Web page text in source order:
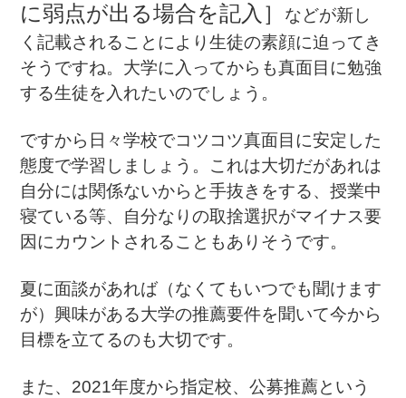
に弱点が出る場合を記入］
などが新し
く記載されることにより生徒の素顔に迫ってき
そうですね。大学に入ってからも真面目に勉強
する生徒を入れたいのでしょう。
ですから日々学校でコツコツ真面目に安定した
態度で学習しましょう。これは大切だがあれは
自分には関係ないからと手抜きをする、授業中
寝ている等、自分なりの取捨選択がマイナス要
因にカウントされることもありそうです。
夏に面談があれば（なくてもいつでも聞けます
が）興味がある大学の推薦要件を聞いて今から
目標を立てるのも大切です。
また、2021年度から指定校、公募推薦という